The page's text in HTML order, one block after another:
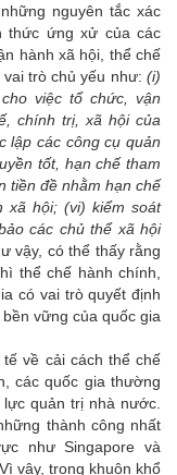
nguyên tắc xác
thức ứng xử của các
hành xã hội, thể chế
trò chủ yếu như: (i)
việc tổ chức, vận
chính trị, xã hội của
lập các công cụ quản
tốt, hạn chế tham
tiền đề nhằm hạn chế
xã hội; (vi) kiểm soát
các chủ thể xã hội
vậy, có thể thấy rằng
thể chế hành chính,
có vai trò quyết định
vững của quốc gia
về cải cách thể chế
các quốc gia thường
quản trị nhà nước.
thành công nhất
như Singapore và
vậy, trong khuôn khổ